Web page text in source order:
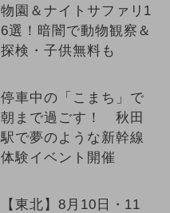
物園＆ナイトサファリ1
6選！暗闇で動物観察＆
探検・子供無料も
停車中の「こまち」で
朝まで過ごす！ 秋田
駅で夢のような新幹線
体験イベント開催
【東北】8月10日・11